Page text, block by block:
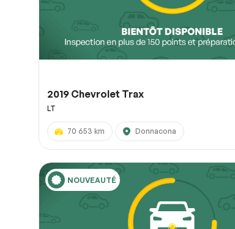
2019 Chevrolet Trax
LT
70 653 km Donnacona
NOUVEAUTÉ